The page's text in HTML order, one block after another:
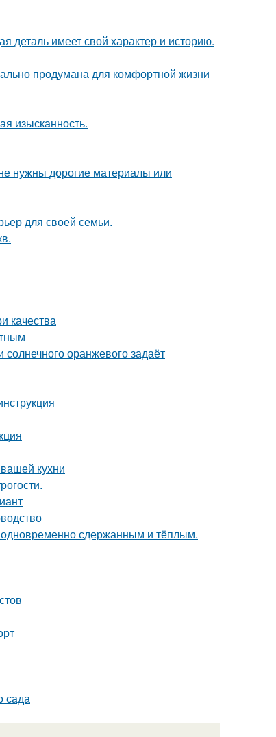
деталь имеет свой характер и историю.
продумана для комфортной жизни
изысканность.
нужны дорогие материалы или
для своей семьи.
качества
солнечного оранжевого задаёт
кухни
одновременно сдержанным и тёплым.
сада